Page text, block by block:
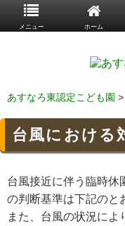
あすなろ東認定こども園
台風における
台風接近に伴う臨時休
の判断基準は下記のと
また、台風の状況によ
メニュー ホーム